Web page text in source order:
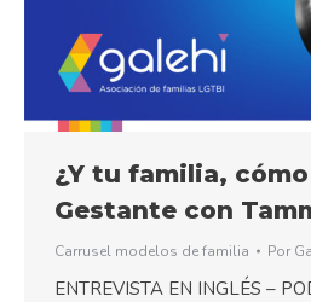
¿Y tu familia, cómo
Gestante con
Carrusel modelos de familia Por
ENTREVISTA EN INGLÉS –